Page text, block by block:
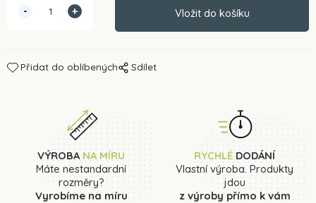
Přidat do oblíbených Sdílet
VÝROBA NA MÍRU
Máte nestandardní
rozměry?
Vyrobíme na míru
RYCHLÉDODÁNÍ
Vlastní výroba. Produkty
jdou
z výroby přímo k vám